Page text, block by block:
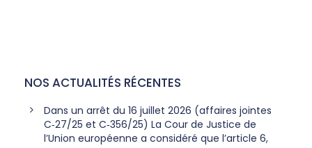
NOS ACTUALITÉS RÉCENTES
Dans un arrêt du 16 juillet 2026 (affaires jointes
C‑27/25 et C‑356/25) La Cour de Justice de
l’Union européenne a considéré que l’article 6,